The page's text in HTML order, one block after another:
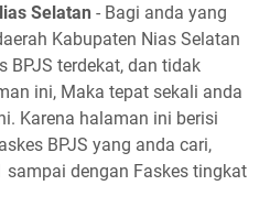
Selatan - Bagi anda yang
Kabupaten Nias Selatan
BPJS terdekat, dan tidak
ini, Maka tepat sekali anda
Karena halaman ini berisi
BPJS yang anda cari,
dengan Faskes tingkat